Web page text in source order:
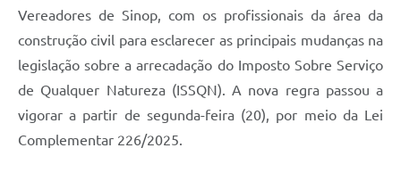
Vereadores de Sinop, com os profissionais da área da
construção civil para esclarecer as principais mudanças na
legislação sobre a arrecadação do Imposto Sobre Serviço
de Qualquer Natureza (ISSQN). A nova regra passou a
vigorar a partir de segunda-feira (20), por meio da Lei
Complementar 226/2025.